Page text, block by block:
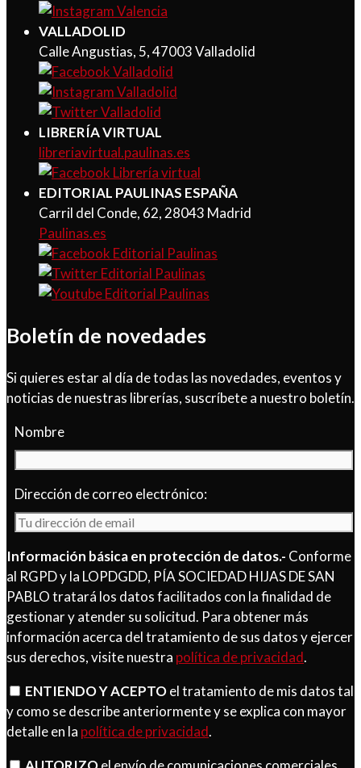
VALLADOLID
Calle Angustias, 5, 47003 Valladolid
LIBRERÍA VIRTUAL
libreriavirtual.paulinas.es
EDITORIAL PAULINAS ESPAÑA
Carril del Conde, 62, 28043 Madrid
Paulinas.es
Boletín de novedades
Si quieres estar al día de todas las novedades, eventos y
noticias de nuestras librerías, suscríbete a nuestro boletín.
Nombre
Dirección de correo electrónico:
Información básica en protección de datos.- Conforme
al RGPD y la LOPDGDD, PÍA SOCIEDAD HIJAS DE SAN
PABLO tratará los datos facilitados con la finalidad de
gestionar y atender su solicitud. Para obtener más
información acerca del tratamiento de sus datos y ejercer
sus derechos, visite nuestra política de privacidad.
ENTIENDO Y ACEPTOel tratamiento de mis datos tal
y como se describe anteriormente y se explica con mayor
detalle en la política de privacidad.